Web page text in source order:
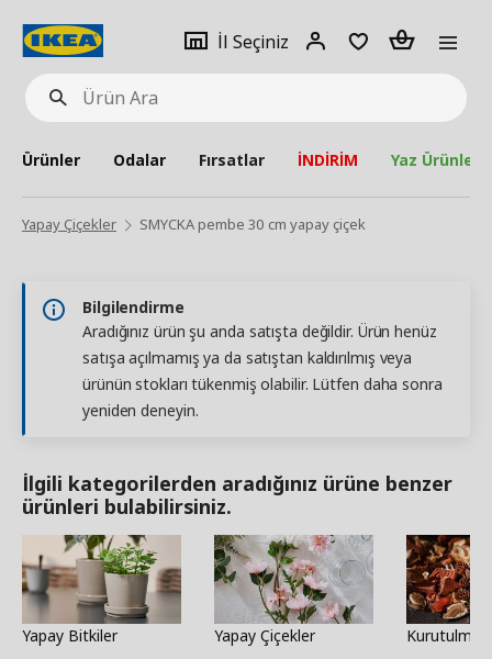
Ürün
Ara
İl Seçiniz
Giriş
Adet
Ürünler Odalar Fırsatlar İNDİRİM Yaz Ürünleri
Yapay Çiçekler SMYCKA pembe 30 cm yapay çiçek
Bilgilendirme
Aradığınız ürün şu anda satışta değildir. Ürün henüz
satışa açılmamış ya da satıştan kaldırılmış veya
ürünün stokları tükenmiş olabilir. Lütfen daha sonra
yeniden deneyin.
İlgili kategorilerden aradığınız ürüne benzer
ürünleri bulabilirsiniz.
Yapay Bitkiler Yapay Çiçekler Kurutulmuş